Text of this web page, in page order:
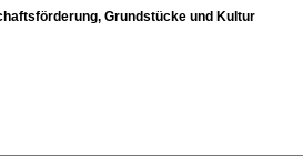
Grundstücke und Kultur